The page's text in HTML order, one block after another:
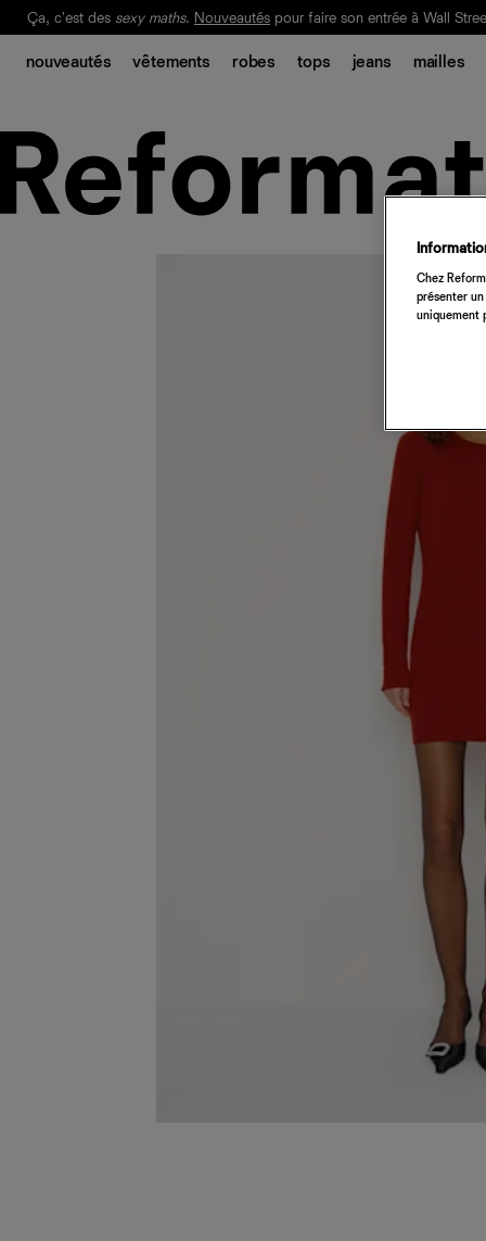
Notre Bilan Responsable 2025 est ici. Lisez-le
Ça, c'est des sexy maths. Nouveautés pour faire son entrée à Wall
nouveautés vêtements robes tops jeans mailles
Chez
présenter
uniquement